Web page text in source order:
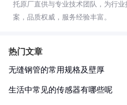
托原厂直供与专业技术团队，为行
案，品质权威，服务经验丰富。
热门文章
无缝钢管的常用规格及壁厚
生活中常见的传感器有哪些呢